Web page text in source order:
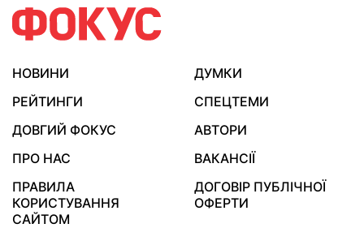
НОВИНИ
ДУМКИ
РЕЙТИНГИ
СПЕЦТЕМИ
ДОВГИЙ ФОКУС
АВТОРИ
ПРО НАС
ВАКАНСІЇ
ПРАВИЛА
КОРИСТУВАННЯ
САЙТОМ
ДОГОВІР ПУБЛІЧНОЇ
ОФЕРТИ